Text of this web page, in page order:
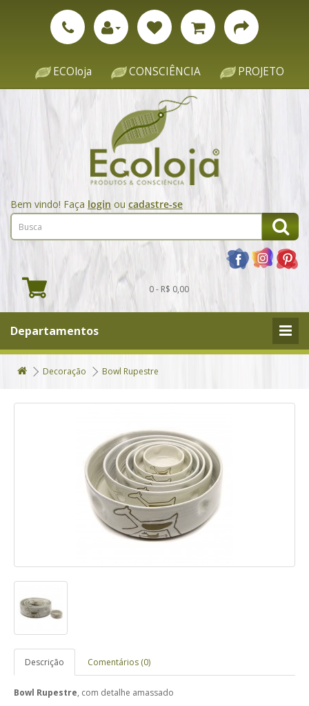
ECOloja CONSCIÊNCIA PROJETO
Bem vindo! Faça login ou cadastre-se
0 - R$ 0,00
Departamentos
Decoração Bowl Rupestre
Descrição Comentários (0)
Bowl Rupestre, com detalhe amassado